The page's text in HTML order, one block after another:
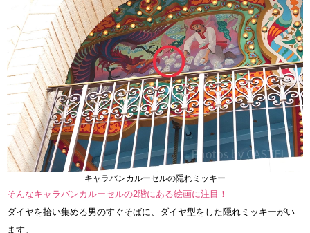
キャラバンカルーセルの隠れミッキー
そんなキャラバンカルーセルの2階にある絵画に注目！
ダイヤを拾い集める男のすぐそばに、ダイヤ型をした隠れミッキーがい
ます。